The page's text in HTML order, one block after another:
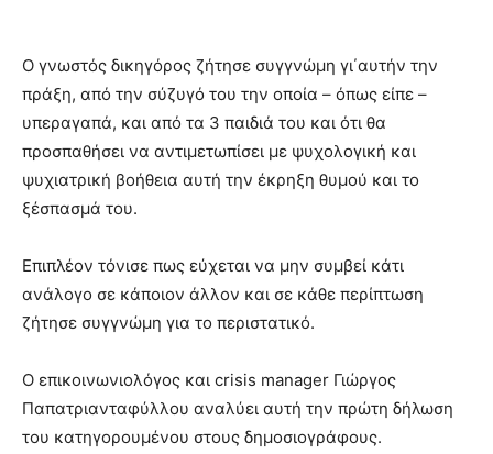
Ο γνωστός δικηγόρος ζήτησε συγγνώμη γι΄αυτήν την
πράξη, από την σύζυγό του την οποία – όπως είπε –
υπεραγαπά, και από τα 3 παιδιά του και ότι θα
προσπαθήσει να αντιμετωπίσει με ψυχολογική και
ψυχιατρική βοήθεια αυτή την έκρηξη θυμού και το
ξέσπασμά του.
Επιπλέον τόνισε πως εύχεται να μην συμβεί κάτι
ανάλογο σε κάποιον άλλον και σε κάθε περίπτωση
ζήτησε συγγνώμη για το περιστατικό.
Ο επικοινωνιολόγος και crisis manager Γιώργος
Παπατριανταφύλλου αναλύει αυτή την πρώτη δήλωση
του κατηγορουμένου στους δημοσιογράφους.